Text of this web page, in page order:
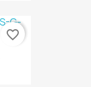
favorite_border